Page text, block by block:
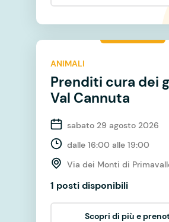
ANIMALI
Prenditi cura dei
Val Cannuta
sabato 29 agosto 2026
dalle 16:00 alle 19:00
Via dei Monti di
1 posti disponibili
Scopri di più e